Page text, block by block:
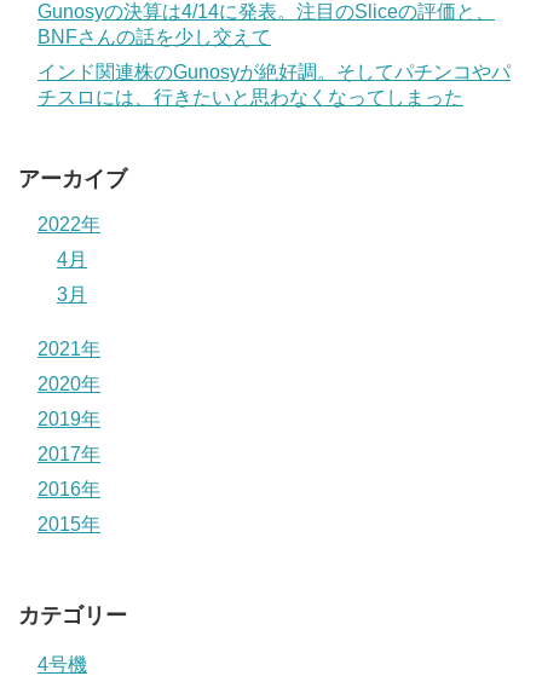
Gunosyの決算は4/14に発表。注目のSliceの評価と、
BNFさんの話を少し交えて
インド関連株のGunosyが絶好調。そしてパチンコやパ
チスロには、行きたいと思わなくなってしまった
アーカイブ
2022年
4月
3月
2021年
2020年
2019年
2017年
2016年
2015年
カテゴリー
4号機